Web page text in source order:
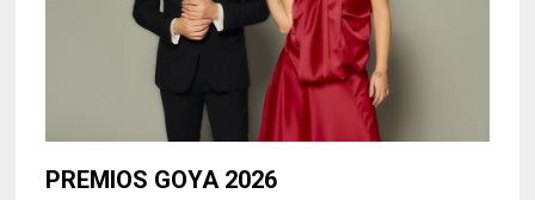
PREMIOS GOYA 2026